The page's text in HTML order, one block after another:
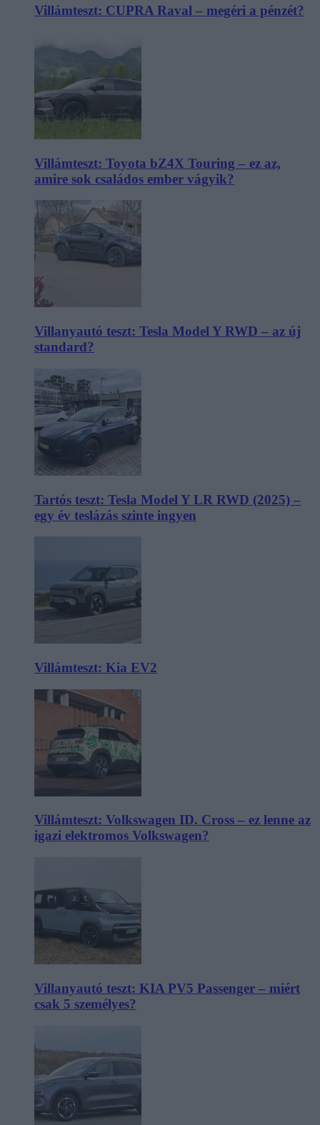
Villámteszt: CUPRA Raval – megéri a pénzét?
Villámteszt: Toyota bZ4X Touring – ez az,
amire sok családos ember vágyik?
Villanyautó teszt: Tesla Model Y RWD – az új
standard?
Tartós teszt: Tesla Model Y LR RWD (2025) –
egy év teslázás szinte ingyen
Villámteszt: Kia EV2
Villámteszt: Volkswagen ID. Cross – ez lenne az
igazi elektromos Volkswagen?
Villanyautó teszt: KIA PV5 Passenger – miért
csak 5 személyes?